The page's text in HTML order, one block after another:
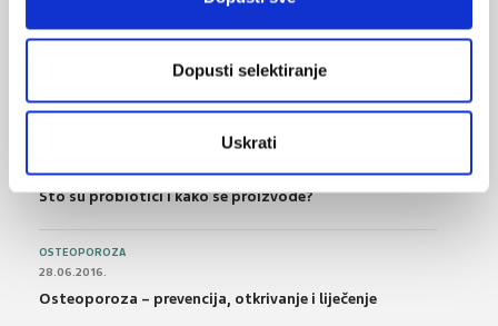
Dopusti selektiranje
Uskrati
FARMAKOLOGIJA
Nesteroidni antireumatici i gastrointestinalna
01.07.2017.
Što su probiotici i kako se proizvode?
OSTEOPOROZA
28.06.2016.
Osteoporoza – prevencija, otkrivanje i liječenje